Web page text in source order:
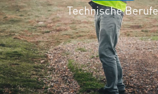
Technische Berufe